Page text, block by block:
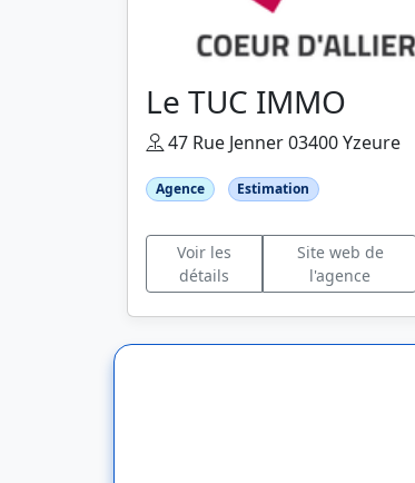
Le TUC IMMO
47 Rue Jenner 03400 Yzeure
Agence Estimation
Voir les
détails
Site web de
l'agence